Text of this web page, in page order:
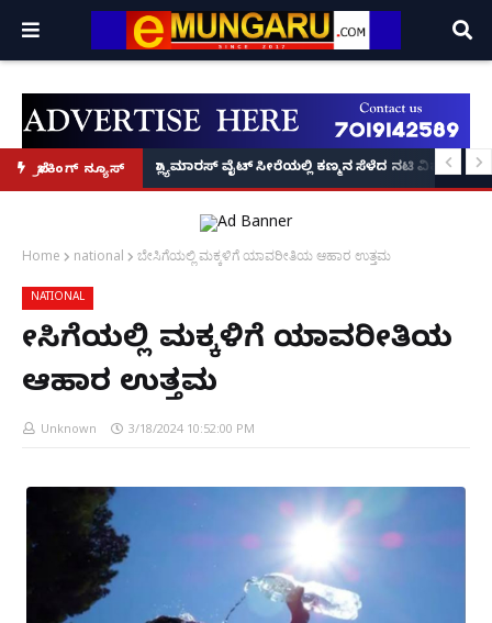
ಬ್ರೇಕಿಂಗ್ ನ್ಯೂಸ್
ಗ್ರಾ.ಪಂ. ಅಧ್ಯಕ್ಷಡೇವಿಡ್ ಡಿಸೋಜಾ ಬರ್ಬರ ಹತ್ಯೆಗ್ಲ್ಯಾಮಾರಸ್ ವೈಟ್‌ ಸೀರೆಯಲ್ಲಿ ಕಣ್ಮನ ಸೆಳೆದ ನಟಿ ವಿಷ್ಣು
Home national ಬೇಸಿಗೆಯಲ್ಲಿ ಮಕ್ಕಳಿಗೆ ಯಾವರೀತಿಯ ಆಹಾರ ಉತ್ತಮ
NATIONAL
ಬೇಸಿಗೆಯಲ್ಲಿ ಮಕ್ಕಳಿಗೆ ಯಾವರೀತಿಯ
ಆಹಾರ ಉತ್ತಮ
Unknown 3/18/2024 10:52:00 PM